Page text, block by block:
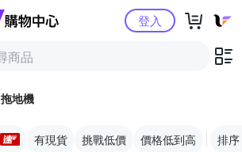
Yahoo購物中心登入
拖地機
有現貨 挑戰低價 價格低到高 排序